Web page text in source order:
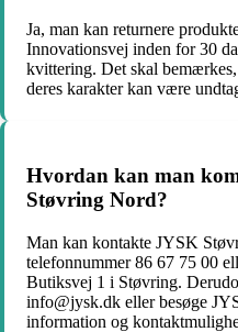
Ja, man kan returnere
Innovationsvej inden for 30
kvittering. Det skal
deres karakter kan være
Hvordan kan man
Støvring Nord?
Man kan kontakte JYSK
telefonnummer 86 67 75 00
Butiksvej 1 i Støvring.
info@jysk.dk eller besøge
information og